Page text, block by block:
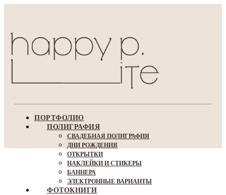
ПОРТФОЛИО
ПОЛИГРАФИЯ
СВАДЕБНАЯ ПОЛИГРАФИЯ
ДНИ РОЖДЕНИЯ
ОТКРЫТКИ
НАКЛЕЙКИ И СТИКЕРЫ
БАННЕРА
ЭЛЕКТРОННЫЕ ВАРИАНТЫ
ФОТОКНИГИ